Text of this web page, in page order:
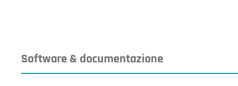
Software & documentazione